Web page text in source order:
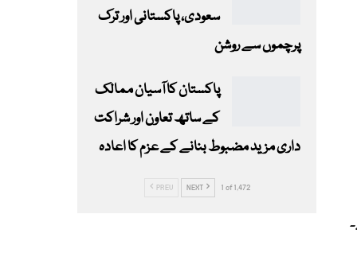
سعودی، پاکستانی اور ترک
پرچموں سے روشن
پاکستان کا آسیان ممالک
کے ساتھ تعاون اور شراکت
داری مزید مضبوط بنانے کے عزم کا اعادہ
PREV NEXT 1 of 1,472